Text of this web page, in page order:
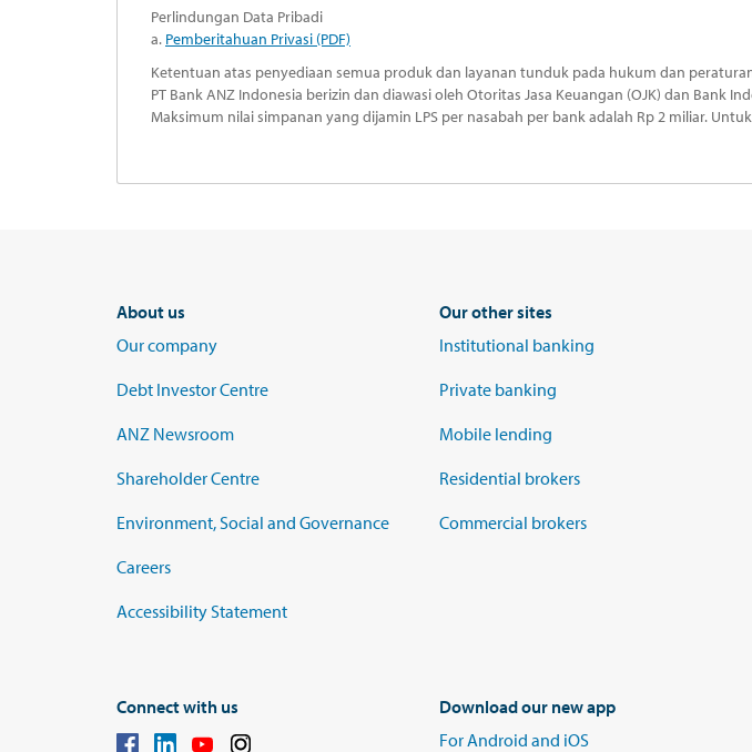
Perlindungan Data Pribadi
a. Pemberitahuan Privasi (PDF)
Ketentuan atas penyediaan semua produk dan layanan tunduk pada hukum dan
PT Bank ANZ Indonesia berizin dan diawasi oleh Otoritas Jasa Keuangan (OJK) dan Bank
Maksimum nilai simpanan yang dijamin LPS per nasabah per bank adalah Rp 2 miliar.
About us
Our company
Debt Investor Centre
ANZ Newsroom
Shareholder Centre
Environment, Social and Governance
Careers
Accessibility Statement
Our other sites
Institutional banking
Private banking
Mobile lending
Residential brokers
Commercial brokers
Connect with us
Download our new app
For Android and iOS